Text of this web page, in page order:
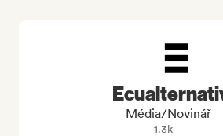
Média/novinář
1.3k